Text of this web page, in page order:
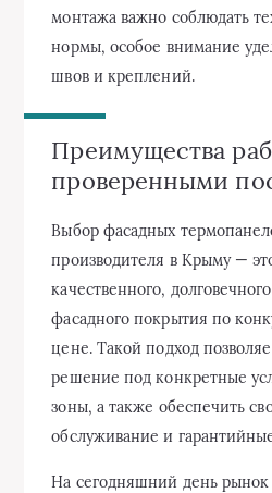
монтажа важно соблюдать
нормы, особое внимание
швов и креплений.
Преимущества
проверенными
Выбор фасадных
производителя в Крыму —
качественного,
фасадного покрытия по
цене. Такой подход
решение под конкретные
зоны, а также обеспечить
обслуживание и
На сегодняшний день